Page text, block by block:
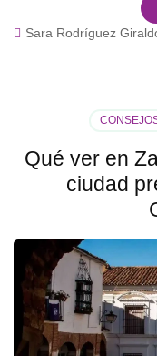
Sara Rodríguez
Qué ver en
ciudad